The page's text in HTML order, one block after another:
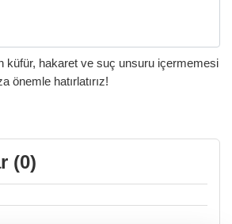
küfür, hakaret ve suç unsuru içermemesi
önemle hatırlatırız!
(0)